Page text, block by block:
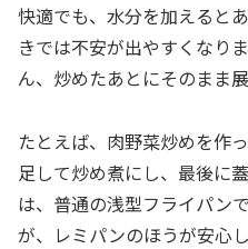
快適でも、水分を加えると
きでは不安が出やすくなり
ん、炒めたあとにそのまま
たとえば、肉野菜炒めを作
足して炒め煮にし、最後に
は、普通の浅型フライパン
が、レミパンのほうが安心